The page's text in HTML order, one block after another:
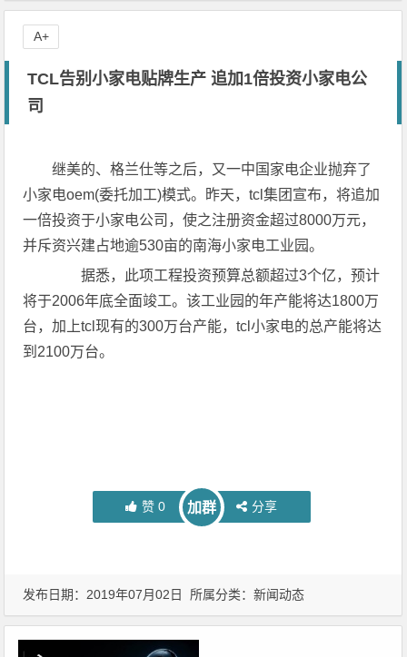
TCL告别小家电贴牌生产 追加1倍投资小家电公
司
继美的、格兰仕等之后，又一中国家电企业抛弃了
小家电oem(委托加工)模式。昨天，tcl集团宣布，将追加
一倍投资于小家电公司，使之注册资金超过8000万元，
并斥资兴建占地逾530亩的南海小家电工业园。
据悉，此项工程投资预算总额超过3个亿，预计
将于2006年底全面竣工。该工业园的年产能将达1800万
台，加上tcl现有的300万台产能，tcl小家电的总产能将达
到2100万台。
赞 0 加群 分享
A+
发布日期：2019年07月02日 所属分类：新闻动态